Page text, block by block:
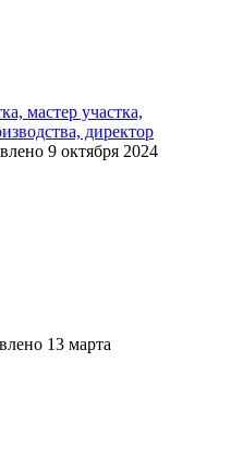
мастер участка,
директор
9 октября 2024
13 марта